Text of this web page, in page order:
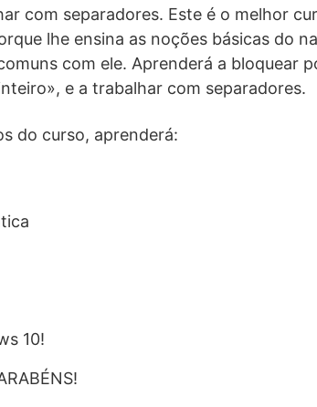
com separadores. Este é o melhor
lhe ensina as noções básicas do
com ele. Aprenderá a bloquear
e a trabalhar com separadores.
do curso, aprenderá:
10!